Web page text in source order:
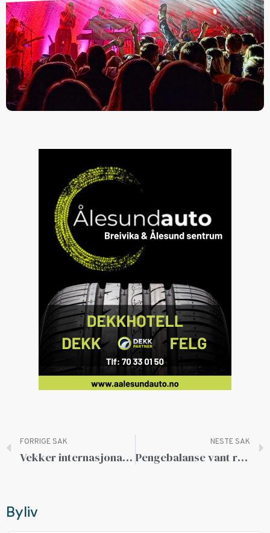
FORRIGE SAK
Vekker internasjonal interesse, nå med konsert på Fiskerimuseet!
NESTE SAK
Pengebalanse vant regional delfinale
Byliv